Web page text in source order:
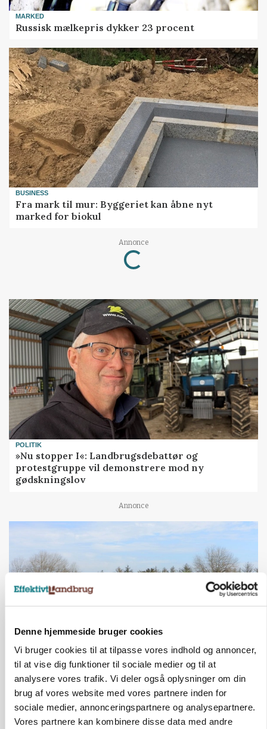
Denne hjemmeside bruger cookies
Vi bruger cookies til at tilpasse vores indhold og annoncer,
til at vise dig funktioner til sociale medier og til at
analysere vores trafik. Vi deler også oplysninger om din
brug af vores website med vores partnere inden for
sociale medier, annonceringspartnere og analysepartnere.
Vores partnere kan kombinere disse data med andre
MARKED
Russisk mælkepris dykker 23 procent
BUSINESS
Fra mark til mur: Byggeriet kan åbne nyt
marked for biokul
Annonce
Loading...
POLITIK
»Nu stopper I«: Landbrugsdebattør og
protestgruppe vil demonstrere mod ny
gødskningslov
Annonce
POLITIK
Folketinget behandler ny gødskningslov: Sådan
kan den ændre din bedrift fra 2027